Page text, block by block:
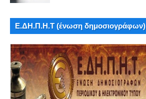
Ε.ΔΗ.Π.Η.Τ (ένωση δημοσιογράφων)